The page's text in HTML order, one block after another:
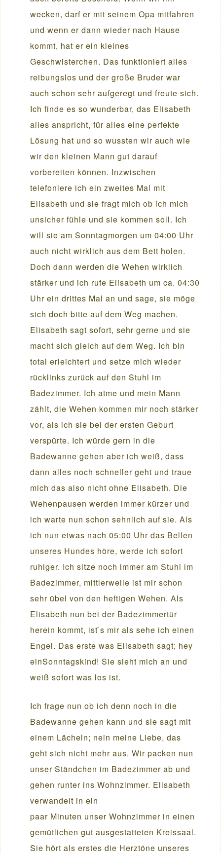
wecken, darf er mit seinem Opa mitfahren
und wenn er dann wieder nach Hause
kommt, hat er ein kleines
Geschwisterchen. Das funktioniert alles
reibungslos und der große Bruder war
auch schon sehr aufgeregt und freute sich.
Ich finde es so wunderbar, das Elisabeth
alles anspricht, für alles eine perfekte
Lösung hat und so wussten wir auch wie
wir den kleinen Mann gut darauf
vorbereiten können. Inzwischen
telefoniere ich ein zweites Mal mit
Elisabeth und sie fragt mich ob ich mich
unsicher fühle und sie kommen soll. Ich
will sie am Sonntagmorgen um 04:00 Uhr
auch nicht wirklich aus dem Bett holen.
Doch dann werden die Wehen wirklich
stärker und ich rufe Elisabeth um ca. 04:30
Uhr ein drittes Mal an und sage, sie möge
sich doch bitte auf dem Weg machen.
Elisabeth sagt sofort, sehr gerne und sie
macht sich gleich auf dem Weg. Ich bin
total erleichtert und setze mich wieder
rücklinks zurück auf den Stuhl im
Badezimmer. Ich atme und mein Mann
zählt, die Wehen kommen mir noch stärker
vor, als ich sie bei der ersten Geburt
verspürte. Ich würde gern in die
Badewanne gehen aber ich weiß, dass
dann alles noch schneller geht und traue
mich das also nicht ohne Elisabeth. Die
Wehenpausen werden immer kürzer und
ich warte nun schon sehnlich auf sie. Als
ich nun etwas nach 05:00 Uhr das Bellen
unseres Hundes höre, werde ich sofort
ruhiger. Ich sitze noch immer am Stuhl im
Badezimmer, mittlerweile ist mir schon
sehr übel von den heftigen Wehen. Als
Elisabeth nun bei der Badezimmertür
herein kommt, ist ́s mir als sehe ich einen
Engel. Das erste was Elisabeth sagt; hey
einSonntagskind! Sie sieht mich an und
weiß sofort was los ist.
Ich frage nun ob ich denn noch in die
Badewanne gehen kann und sie sagt mit
einem Lächeln; nein meine Liebe, das
geht sich nicht mehr aus. Wir packen nun
unser Ständchen im Badezimmer ab und
gehen runter ins Wohnzimmer. Elisabeth
verwandelt in ein
paar Minuten unser Wohnzimmer in einen
gemütlichen gut ausgestatteten Kreissaal.
Sie hört als erstes die Herztöne unseres